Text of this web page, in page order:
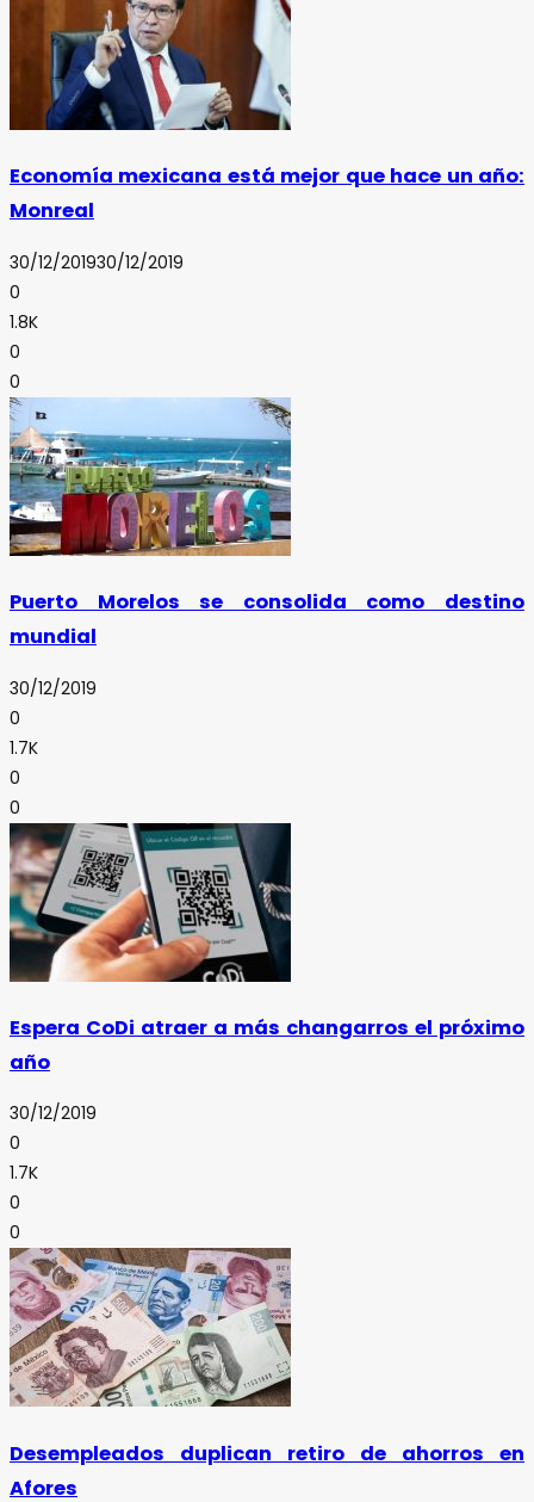
Economía mexicana está mejor que hace un año:
Monreal
30/12/201930/12/2019
0
1.8K
0
0
Puerto Morelos se consolida como destino
mundial
30/12/2019
0
1.7K
0
0
Espera CoDi atraer a más changarros el próximo
año
30/12/2019
0
1.7K
0
0
Desempleados duplican retiro de ahorros en
Afores